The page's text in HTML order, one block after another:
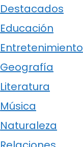
Destacados
Educación
Entretenimiento
Geografía
Literatura
Música
Naturaleza